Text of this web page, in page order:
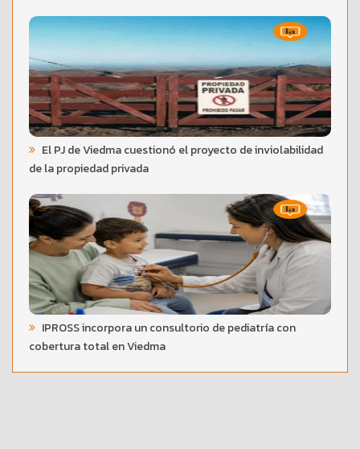
El PJ de Viedma cuestionó el proyecto de inviolabilidad
de la propiedad privada
IPROSS incorpora un consultorio de pediatría con
cobertura total en Viedma